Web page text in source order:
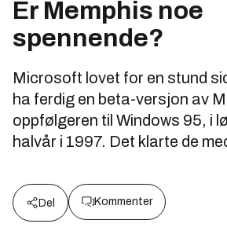
Er Memphis noe
spennende?
Microsoft lovet for en stund
ha ferdig en beta-versjon av
oppfølgeren til Windows 95, i
halvår i 1997. Det klarte de
Del Kommenter